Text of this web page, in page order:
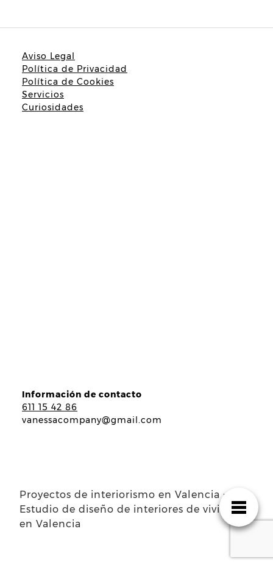
Aviso Legal
Política de Privacidad
Política de Cookies
Servicios
Curiosidades
Información de contacto
611 15 42 86
vanessacompany@gmail.com
Proyectos de interiorismo en Valencia ·
Estudio de diseño de interiores de viviendas
en Valencia